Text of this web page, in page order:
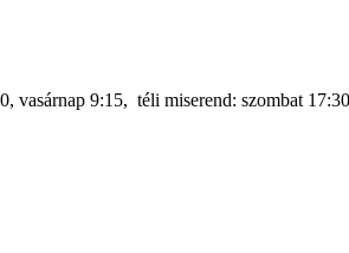
vasárnap 9:15, téli miserend: szombat